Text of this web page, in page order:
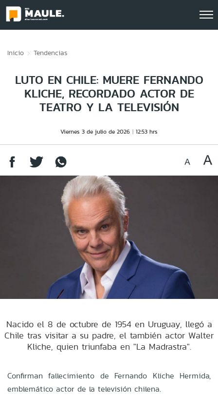
Inicio Tendencias
LUTO EN CHILE: MUERE FERNANDO
KLICHE, RECORDADO ACTOR DE
TEATRO Y LA TELEVISIÓN
Viernes 3 de julio de 2026 12:53 hrs
Nacido el 8 de octubre de 1954 en Uruguay, llegó a
Chile tras visitar a su padre, el también actor Walter
Kliche, quien triunfaba en "La Madrastra".
Confirman fallecimiento de Fernando Kliche Hermida,
emblemático actor de la televisión chilena.